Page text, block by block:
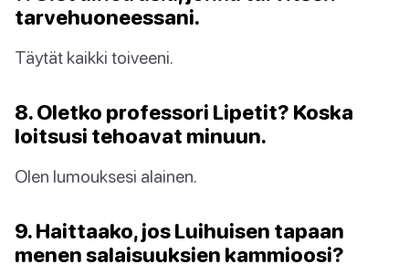
tarvehuoneessani.
Täytät kaikki toiveeni.
8. Oletko professori Lipetit? Koska
loitsusi tehoavat minuun.
Olen lumouksesi alainen.
9. Haittaako, jos Luihuisen tapaan
menen salaisuuksien kammioosi?